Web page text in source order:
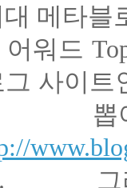
메타블
워드
그 사이트
뽑
. 그리